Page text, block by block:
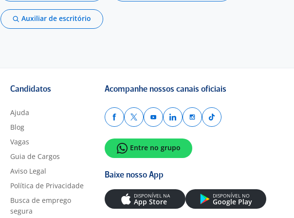
Auxiliar de escritório
Candidatos
Ajuda
Blog
Vagas
Guia de Cargos
Aviso Legal
Política de Privacidade
Busca de emprego
segura
Acompanhe nossos canais oficiais
Entre no grupo
Baixe nosso App
DISPONÍVEL NA
App Store
DISPONÍVEL NO
Google Play